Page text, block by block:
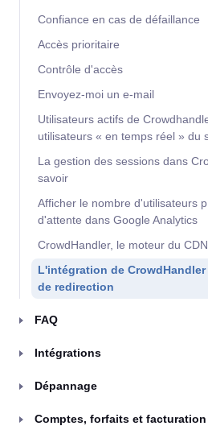
Confiance en cas de défaillance
Accès prioritaire
Contrôle d'accès
Envoyez-moi un e-mail
Utilisateurs actifs de
utilisateurs « en temps réel » du
La gestion des sessions dans
savoir
Afficher le nombre d'utilisateurs
d'attente dans Google Analytics
CrowdHandler, le moteur du
L'intégration de
de redirection
FAQ
Intégrations
Dépannage
Comptes, forfaits et facturation